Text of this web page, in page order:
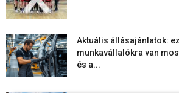
Aktuális állásajánlatok:
munkavállalókra van
és a...